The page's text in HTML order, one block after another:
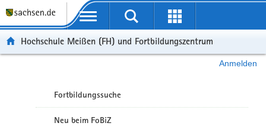
Portalübergreifende Navigation
Hochschule Meißen (FH) und Fortbildungszentrum
Anmelden
Fortbildungssuche
Neu beim FoBiZ